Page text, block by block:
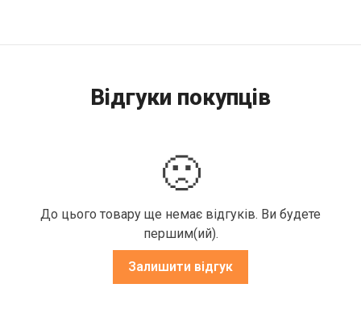
Відгуки покупців
🙁
До цього товару ще немає відгуків. Ви будете
першим(ий).
Залишити відгук